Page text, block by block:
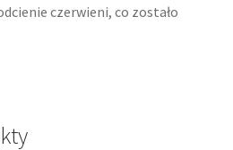
czerwieni, co zostało